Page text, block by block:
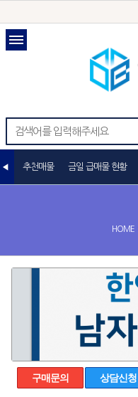
HOME
추천매물 금일 급매물 현황
구매문의 상담신청